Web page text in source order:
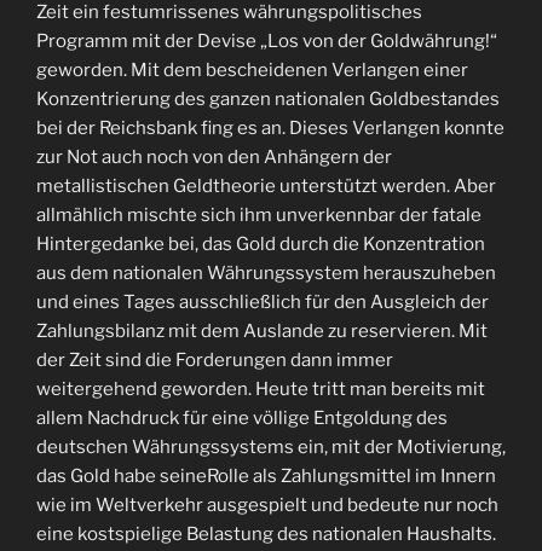
Zeit ein festumrissenes währungspolitisches
Programm mit der Devise „Los von der Goldwährung!“
geworden. Mit dem bescheidenen Verlangen einer
Konzentrierung des ganzen nationalen Goldbestandes
bei der Reichsbank fing es an. Dieses Verlangen konnte
zur Not auch noch von den Anhängern der
metallistischen Geldtheorie unterstützt werden. Aber
allmählich mischte sich ihm unverkennbar der fatale
Hintergedanke bei, das Gold durch die Konzentration
aus dem nationalen Währungssystem herauszuheben
und eines Tages ausschließlich für den Ausgleich der
Zahlungsbilanz mit dem Auslande zu reservieren. Mit
der Zeit sind die Forderungen dann immer
weitergehend geworden. Heute tritt man bereits mit
allem Nachdruck für eine völlige Entgoldung des
deutschen Währungssystems ein, mit der Motivierung,
das Gold habe seineRolle als Zahlungsmittel im Innern
wie im Weltverkehr ausgespielt und bedeute nur noch
eine kostspielige Belastung des nationalen Haushalts.